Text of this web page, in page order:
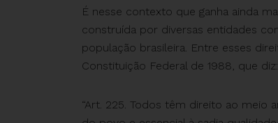
É nesse contexto que ganha ainda
construída por diversas entidades
população brasileira. Entre esses
Constituição Federal de 1988, que diz:
“Art. 225. Todos têm direito ao